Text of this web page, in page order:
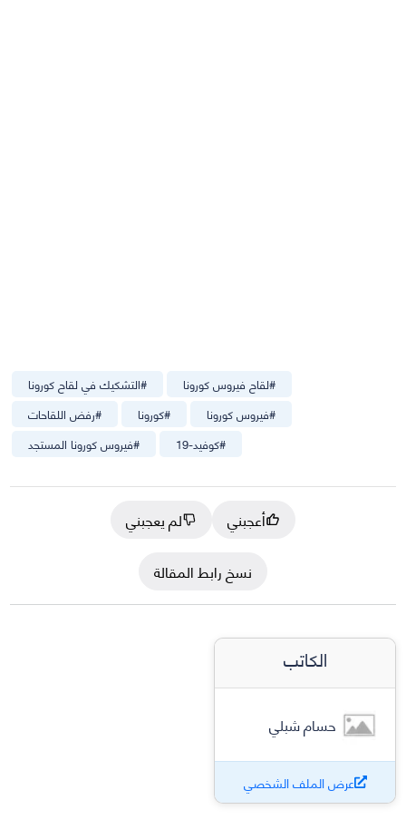
#التشكيك في لقاح كورونا #لقاح فيروس كورونا
#رفض اللقاحات #كورونا #فيروس كورونا
#فيروس كورونا المستجد #كوفيد-19
أعجبني
لم يعجبني
نسخ رابط المقالة
الكاتب
حسام شبلي
عرض الملف الشخصي